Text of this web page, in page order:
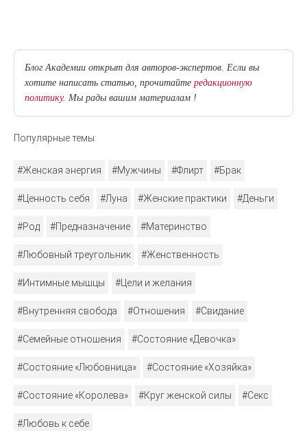
Блог Академии открыт для авторов-экспертов. Если вы
хотите написать статью, прочитайте редакционную
политику. Мы рады вашим материалам !
Популярные темы:
#Женская энергия #Мужчины #Флирт #Брак
#Ценность себя #Луна #Женские практики #Деньги
#Род #Предназначение #Материнство
#Любовный треугольник #Женственность
#Интимные мышцы #Цели и желания
#Внутренняя свобода #Отношения #Свидание
#Семейные отношения #Состояние «Девочка»
#Состояние «Любовница» #Состояние «Хозяйка»
#Состояние «Королева» #Круг женской силы #Секс
#Любовь к себе